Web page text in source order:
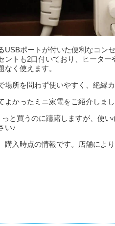
USBポートが付いた便利なコン
ントも2口付いており、ヒータ
く使えます。
場所を問わず使いやすく、絶縁
よかったミニ家電をご紹介しまし
と買うのに躊躇しますが、使
い♪
入時点の情報です。店舗によ